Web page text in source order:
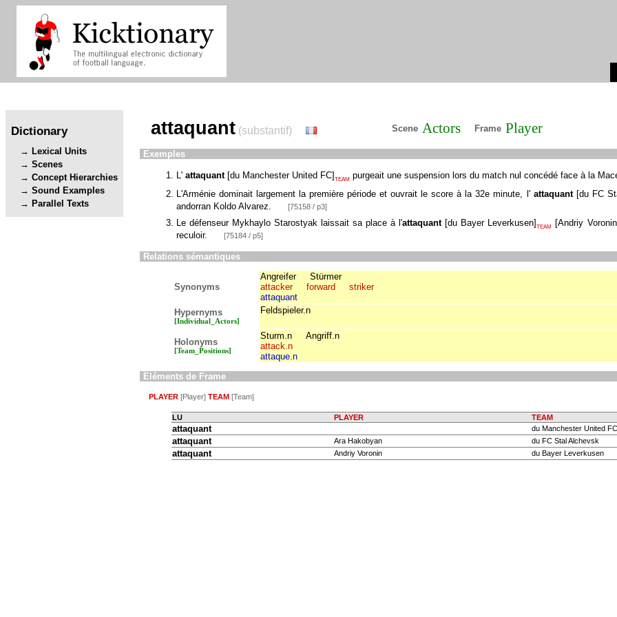
Dictionary
Lexical Units
Scenes
Concept Hierarchies
Sound Examples
Parallel Texts
attaquant (substantif) Scene Actors Frame Player
Exemples
L' attaquant [du Manchester United FC] TEAM purgeait une suspension lors du match nul concédé face à la
L'Arménie dominait largement la première période et ouvrait le score à la 32e minute, l' attaquant [du FC
andorran Koldo Alvarez.
[75158 / p3]
Le défenseur Mykhaylo Starostyak laissait sa place à l'attaquant [du Bayer Leverkusen]TEAM [Andriy Voronin
reculoir.
[75184 / p5]
Relations sémantiques
Synonyms
Angreifer
Stürmer
attacker
forward
striker
attaquant
Hypernyms
[Individual_Actors]
Feldspieler.n
Holonyms
[Team_Positions]
Sturm.n
Angriff.n
attack.n
attaque.n
Eléments de Frame
PLAYER [Player] TEAM [Team]
LU PLAYER TEAM
attaquant du Manchester United FC
attaquant Ara Hakobyan du FC Stal Alchevsk
attaquant Andriy Voronin du Bayer Leverkusen